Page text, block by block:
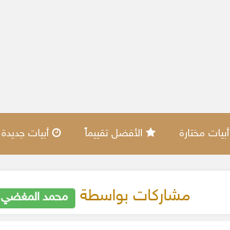
أبيات مختارة الأفضل تقييماً أبيات جديدة
مشاركات بواسطة محمد المغضي